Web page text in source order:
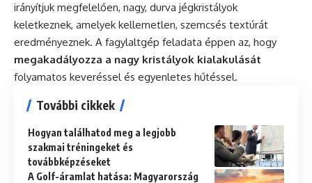
irányítjuk megfelelően, nagy, durva jégkristályok
keletkeznek, amelyek kellemetlen, szemcsés textúrát
eredményeznek. A fagylaltgép feladata éppen az, hogy
megakadályozza a nagy kristályok kialakulását
folyamatos keveréssel és egyenletes hűtéssel.
További cikkek
Hogyan találhatod meg a legjobb
szakmai tréningeket és
továbbképzéseket
A Golf-áramlat hatása: Magyarország